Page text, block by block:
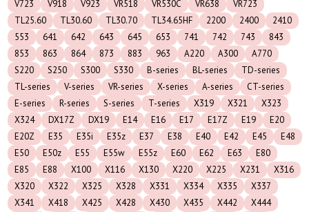
V723
V918 V923 VR518 VR530C VR638
VR723
TL25.60
TL30.60 TL30.70 TL34.65HF 2200 2400
2410
553
641 642 643 645 653 741 742 743
843
853
863 864 873 883 963 A220 A300
A770
S220
S250 S300 S330 B-series BL-series
TD-series
TL-series
V-series VR-series X-series A-series
CT-series
E-series
R-series S-series T-series X319 X321
X323
X324
DX17Z DX19 E14 E16 E17 E17Z E19
E20
E20Z
E35 E35i E35z E37 E38 E40 E42 E45
E48
E50
E50z E55 E55w E55z E60 E62 E63
E80
E85
E88 X100 X116 X130 X220 X225 X231
X316
X320
X322 X325 X328 X331 X334 X335
X337
X341
X418 X425 X428 X430 X435 X442
X444